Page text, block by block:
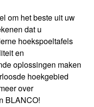
om het beste uit uw
dat u
hoekspoeltafels
en
oplossingen maken
hoekgebied
over
BLANCO!